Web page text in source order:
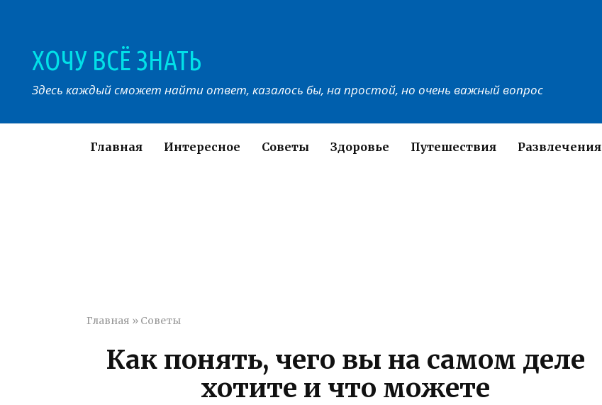
ХОЧУ ВСЁ ЗНАТЬ
Здесь каждый сможет найти ответ, казалось бы, на простой, но очень важный вопрос
Главная Интересное Советы Здоровье Путешествия Развлечения
Главная » Советы
Как понять, чего вы на самом деле
хотите и что можете